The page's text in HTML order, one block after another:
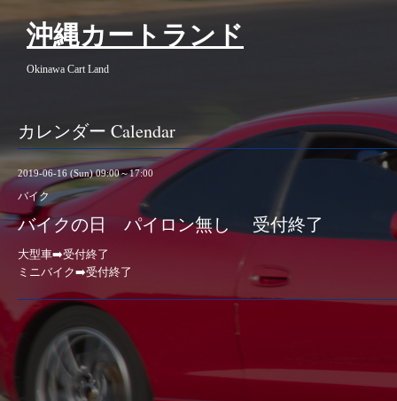
沖縄カートランド
Okinawa Cart Land
カレンダー Calendar
2019-06-16 (Sun) 09:00～17:00
バイク
バイクの日 パイロン無し 受付終了
大型車➡️受付終了
ミニバイク➡️受付終了